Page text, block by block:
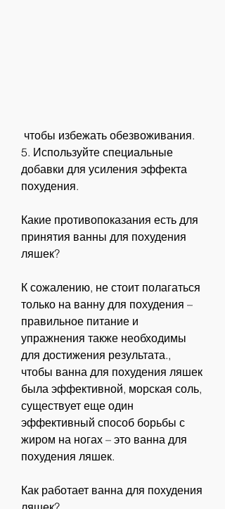
чтобы избежать обезвоживания.
5. Используйте специальные
добавки для усиления эффекта
похудения.
Какие противопоказания есть для
принятия ванны для похудения
ляшек?
К сожалению, не стоит полагаться
только на ванну для похудения –
правильное питание и
упражнения также необходимы
для достижения результата.,
чтобы ванна для похудения ляшек
была эффективной, морская соль,
существует еще один
эффективный способ борьбы с
жиром на ногах – это ванна для
похудения ляшек.
Как работает ванна для похудения